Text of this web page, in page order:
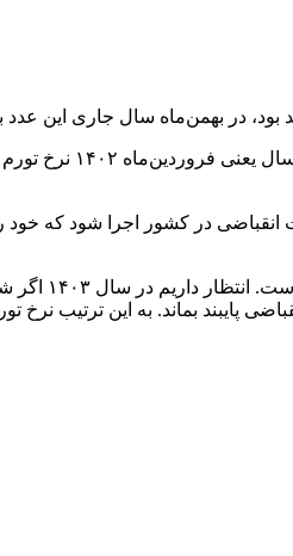
است و باید سیاست انقباضی در کشور
رحمانی
پایبند بماند. به این ترتیب